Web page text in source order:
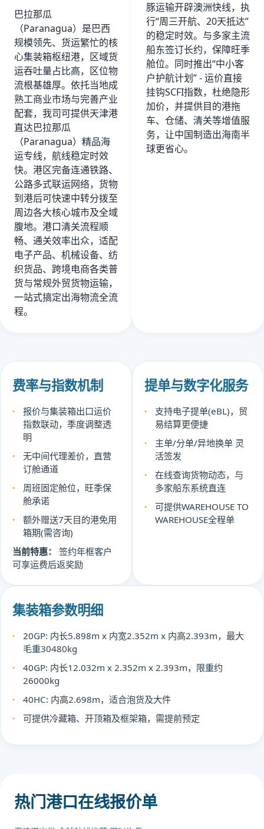
巴拉那瓜
（Paranagua）是巴西
规模领先、货运繁忙的核
心集装箱枢纽港，区域货
运吞吐量占比高，区位物
流根基雄厚。依托当地成
熟工商业市场与完善产业
配套，我司可提供天津港
直达巴拉那瓜
（Paranagua）精品海
运专线，航线稳定时效
快。港区完备连通铁路、
公路多式联运网络，货物
到港后可快速中转分拨至
周边各大核心城市及全域
腹地。港口清关流程顺
畅、通关效率出众，适配
电子产品、机械设备、纺
织货品、跨境电商各类普
货与常规外贸货物运输，
一站式搞定出海物流全流
程。
豚运输开辟澳洲快线，执
行“周三开航、20天抵达”
的稳定时效。与多家主流
船东签订长约，保障旺季
舱位。同时推出“中小客
户护航计划” - 运价直接
挂钩SCFI指数，杜绝隐形
加价，并提供目的港拖
车、仓储、清关等增值服
务，让中国制造出海南半
球更省心。
费率与指数机制
报价与集装箱出口运价
指数联动，季度调整透
明
无中间代理差价，直营
订舱通道
周班固定舱位，旺季保
舱承诺
额外赠送7天目的港免用
箱期(需咨询)
当前特惠：
签约年框客户
可享运费后返奖励
提单与数字化服务
支持电子提单(eBL)，贸
易结算更便捷
主单/分单/异地换单 灵
活签发
在线查询货物动态，与
多家船东系统直连
可提供WAREHOUSE TO
WAREHOUSE全程单
集装箱参数明细
20GP: 内长5.898m x 内宽2.352m x 内高2.393m，最大
毛重30480kg
40GP: 内长12.032m x 2.352m x 2.393m，限重约
26000kg
40HC: 内高2.698m，适合泡货及大件
可提供冷藏箱、开顶箱及框架箱，需提前预定
热门港口在线报价单